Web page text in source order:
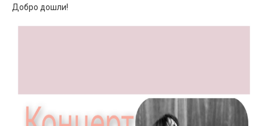
Добро дошли!